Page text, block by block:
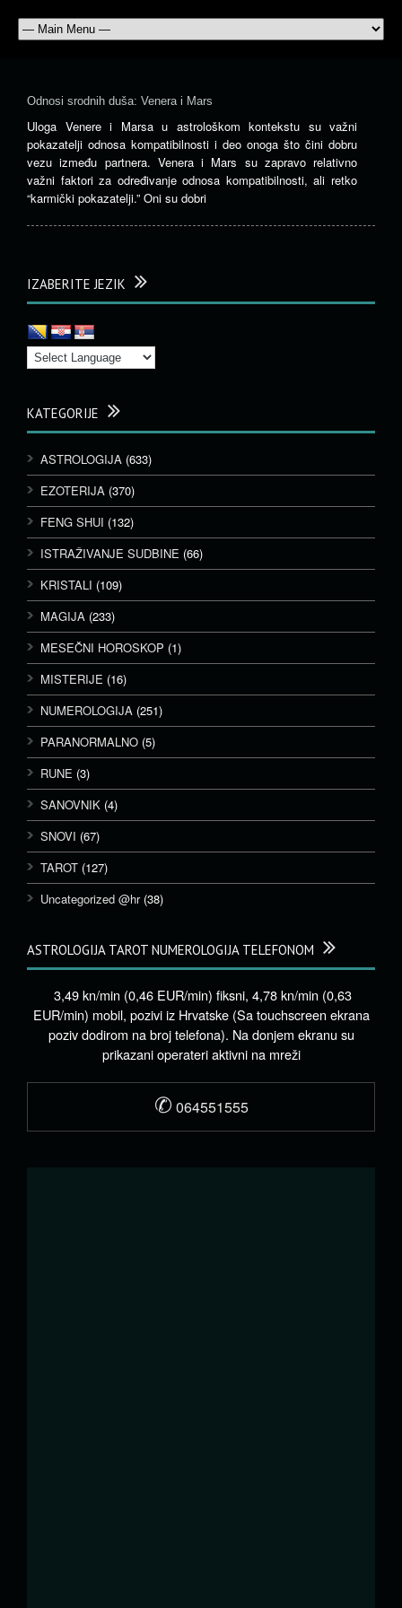
Odnosi srodnih duša: Venera i Mars
Uloga Venere i Marsa u astrološkom kontekstu su važni
pokazatelji odnosa kompatibilnosti i deo onoga što čini dobru
vezu između partnera. Venera i Mars su zapravo relativno
važni faktori za određivanje odnosa kompatibilnosti, ali retko
“karmički pokazatelji.” Oni su dobri
IZABERITE JEZIK
KATEGORIJE
ASTROLOGIJA (633)
EZOTERIJA (370)
FENG SHUI (132)
ISTRAŽIVANJE SUDBINE (66)
KRISTALI (109)
MAGIJA (233)
MESEČNI HOROSKOP (1)
MISTERIJE (16)
NUMEROLOGIJA (251)
PARANORMALNO (5)
RUNE (3)
SANOVNIK (4)
SNOVI (67)
TAROT (127)
Uncategorized @hr(38)
ASTROLOGIJA TAROT NUMEROLOGIJA TELEFONOM
3,49 kn/min (0,46 EUR/min) fiksni, 4,78 kn/min (0,63
EUR/min) mobil, pozivi iz Hrvatske (Sa touchscreen ekrana
poziv dodirom na broj telefona). Na donjem ekranu su
prikazani operateri aktivni na mreži
✆ 064551555